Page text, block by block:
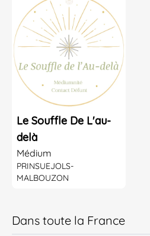
Le Souffle De L'au-
delà
Médium
PRINSUEJOLS-
MALBOUZON
Dans toute la France